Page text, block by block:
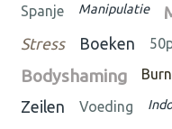
Spanje Manipulatie
Stress
Boeken
Bodyshaming
Zeilen
Voeding